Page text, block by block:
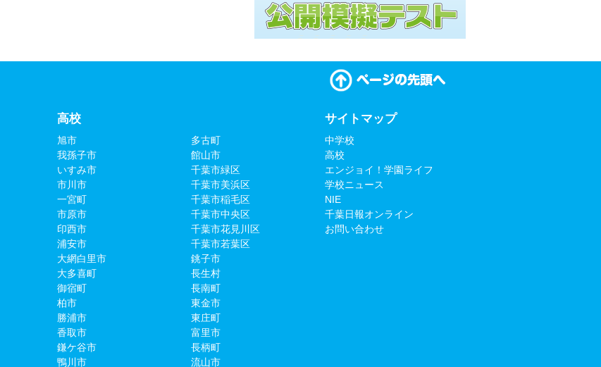
高校
旭市
我孫子市
いすみ市
市川市
一宮町
市原市
印西市
浦安市
大網白里市
大多喜町
御宿町
柏市
勝浦市
香取市
鎌ケ谷市
鴨川市
多古町
館山市
千葉市緑区
千葉市美浜区
千葉市稲毛区
千葉市中央区
千葉市花見川区
千葉市若葉区
銚子市
長生村
長南町
東金市
東庄町
富里市
長柄町
流山市
サイトマップ
中学校
高校
エンジョイ！学園ライフ
学校ニュース
NIE
千葉日報オンライン
お問い合わせ